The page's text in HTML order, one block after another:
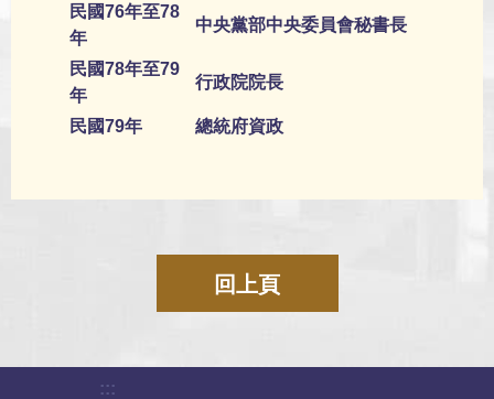
民國76年至78
年
中央黨部中央委員會秘書長
民國78年至79
年
行政院院長
民國79年 總統府資政
回上頁
:::